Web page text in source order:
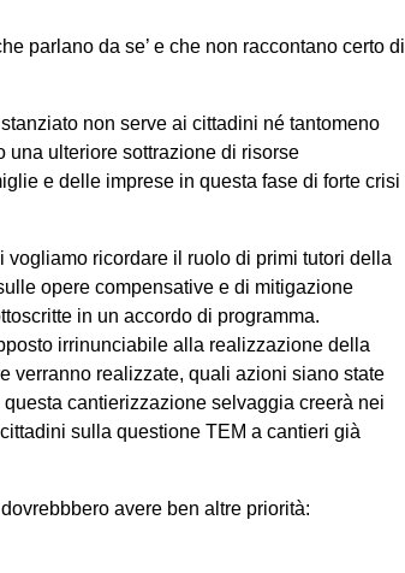
parlano da se’ e che non raccontano certo di
non serve ai cittadini né tantomeno
una ulteriore sottrazione di risorse
e delle imprese in questa fase di forte crisi
ricordare il ruolo di primi tutori della
opere compensative e di mitigazione
in un accordo di programma.
irrinunciabile alla realizzazione della
verranno realizzate, quali azioni siano state
cantierizzazione selvaggia creerà nei
sulla questione TEM a cantieri già
avere ben altre priorità: